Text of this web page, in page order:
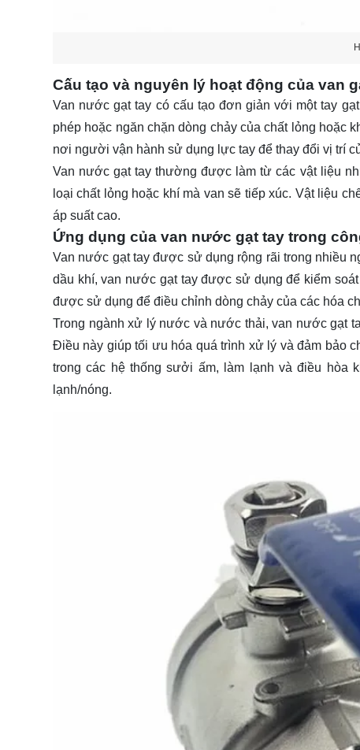
Cấu tạo và nguyên lý hoạt động của van
Van nước gạt tay có cấu tạo đơn giản với một tay
phép hoặc ngăn chặn dòng chảy của chất lỏng hoặc
nơi người vận hành sử dụng lực tay để thay đổi vị trí
Van nước gạt tay thường được làm từ các vật liệu
loại chất lỏng hoặc khí mà van sẽ tiếp xúc. Vật liệu
áp suất cao.
Ứng dụng của van nước gạt tay trong
Van nước gạt tay được sử dụng rộng rãi trong nhiều
dầu khí, van nước gạt tay được sử dụng để kiểm
được sử dụng để điều chỉnh dòng chảy của các hóa
Trong ngành xử lý nước và nước thải, van nước gạt
Điều này giúp tối ưu hóa quá trình xử lý và đảm bảo
trong các hệ thống sưởi ấm, làm lạnh và điều hòa
lạnh/nóng.